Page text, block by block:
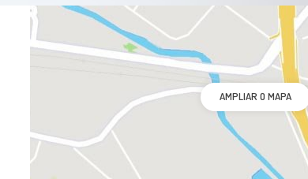
AMPLIAR O MAPA